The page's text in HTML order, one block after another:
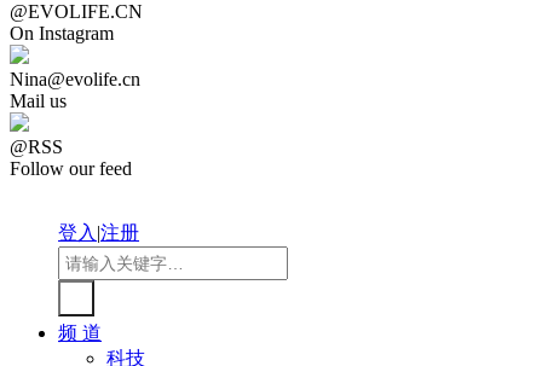
@EVOLIFE.CN
On Instagram
Nina@evolife.cn
Mail us
@RSS
Follow our feed
登入|注册
频 道
科技